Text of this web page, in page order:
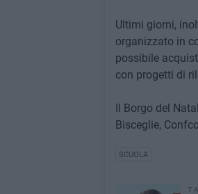
Ultimi giorni,
organizzato in
possibile
con progetti di
Il Borgo del
Bisceglie,
SCUOLA
7